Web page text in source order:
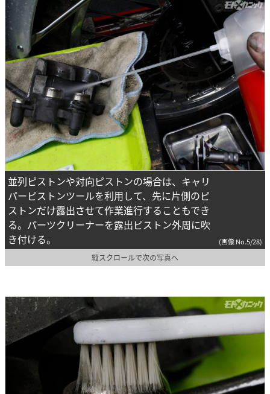
並列ピストンや対向ピストンの場合は、キャリ
パーピストンツールを利用して、先に片側のピ
ストンだけ露出させて作業進行することもでき
る。パーツクリーナーを露出ピストン外周に吹
き付ける。
(画像 No.5/28)
縦スクロールで次の写真へ